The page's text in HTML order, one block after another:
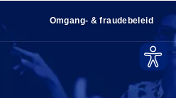
Omgang- & fraudebeleid